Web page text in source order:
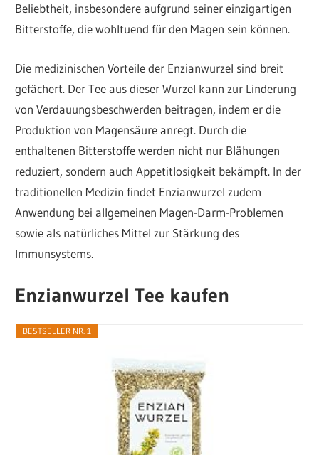
Beliebtheit, insbesondere aufgrund seiner einzigartigen
Bitterstoffe, die wohltuend für den Magen sein können.
Die medizinischen Vorteile der Enzianwurzel sind breit
gefächert. Der Tee aus dieser Wurzel kann zur Linderung
von Verdauungsbeschwerden beitragen, indem er die
Produktion von Magensäure anregt. Durch die
enthaltenen Bitterstoffe werden nicht nur Blähungen
reduziert, sondern auch Appetitlosigkeit bekämpft. In der
traditionellen Medizin findet Enzianwurzel zudem
Anwendung bei allgemeinen Magen-Darm-Problemen
sowie als natürliches Mittel zur Stärkung des
Immunsystems.
Enzianwurzel Tee kaufen
BESTSELLER NR. 1